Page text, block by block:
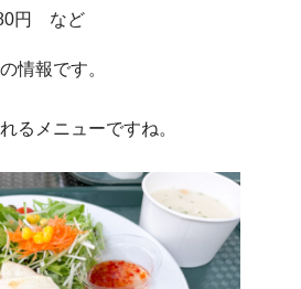
円 など
情報です。
るメニューですね。